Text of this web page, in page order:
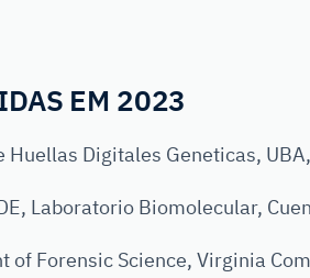
EM 2023
Huellas Digitales Geneticas,
Laboratorio Biomolecular,
of Forensic Science, Virginia